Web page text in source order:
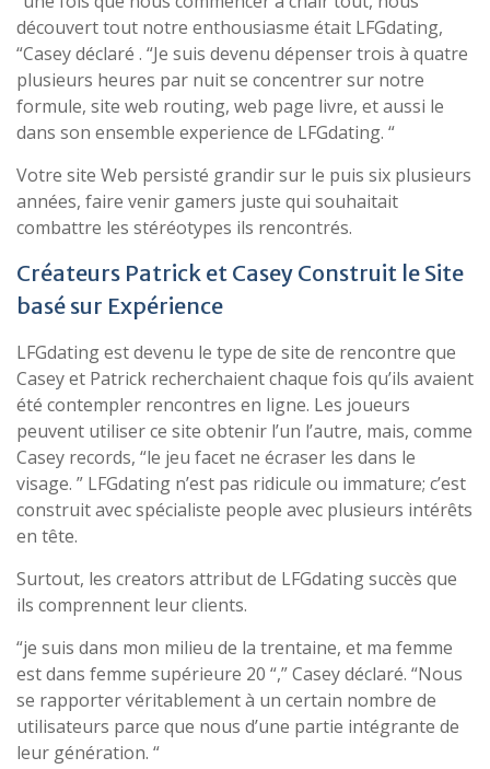
découvert tout notre enthousiasme était LFGdating,
“Casey déclaré . “Je suis devenu dépenser trois à quatre
plusieurs heures par nuit se concentrer sur notre
formule, site web routing, web page livre, et aussi le
dans son ensemble experience de LFGdating. “
Votre site Web persisté grandir sur le puis six plusieurs
années, faire venir gamers juste qui souhaitait
combattre les stéréotypes ils rencontrés.
Créateurs Patrick et Casey Construit le Site
basé sur Expérience
LFGdating est devenu le type de site de rencontre que
Casey et Patrick recherchaient chaque fois qu’ils avaient
été contempler rencontres en ligne. Les joueurs
peuvent utiliser ce site obtenir l’un l’autre, mais, comme
Casey records, “le jeu facet ne écraser les dans le
visage. ” LFGdating n’est pas ridicule ou immature; c’est
construit avec spécialiste people avec plusieurs intérêts
en tête.
Surtout, les creators attribut de LFGdating succès que
ils comprennent leur clients.
“je suis dans mon milieu de la trentaine, et ma femme
est dans femme supérieure 20 “,” Casey déclaré. “Nous
se rapporter véritablement à un certain nombre de
utilisateurs parce que nous d’une partie intégrante de
leur génération. “